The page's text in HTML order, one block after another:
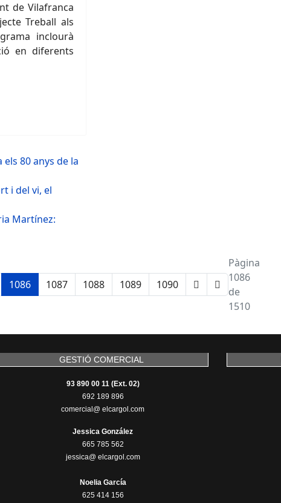
de Vilafranca
Treball als
inclourà
en diferents
80 anys de la
i del vi, el
Martínez:
1086 1087 1088 1089 1090
Pàgina
1086
de
1510
GESTIÓ COMERCIAL
93 890 00 11 (Ext. 02)
692 189 896
comercial@ elcargol.com
Jessica González
665 785 562
jessica@ elcargol.com
Noelia García
625 414 156